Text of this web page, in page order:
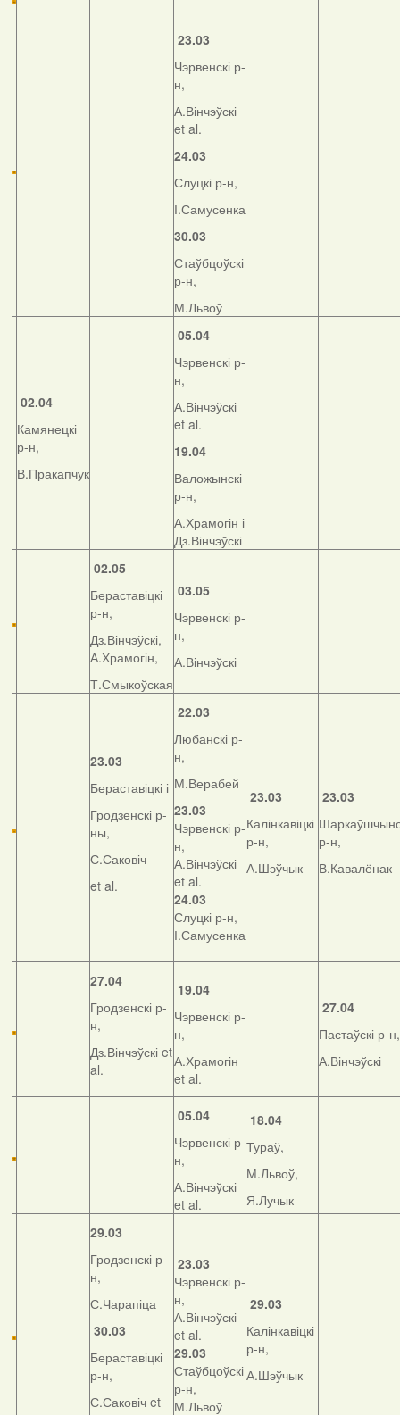
23.03
Чэрвенскі р-
н,
А.Вінчэўскі
et al.
24.03
Слуцкі р-н,
І.Самусенка
30.03
Стаўбцоўскі
р-н,
М.Львоў
02.04
Камянецкі
р-н,
В.Пракапчук
05.04
Чэрвенскі р-
н,
А.Вінчэўскі
et al.
19.04
Валожынскі
р-н,
А.Храмогін і
Дз.Вінчэўскі
02.05
Бераставіцкі
р-н,
Дз.Вінчэўскі,
А.Храмогін,
Т.Смыкоўская
03.05
Чэрвенскі р-
н,
А.Вінчэўскі
23.03
Бераставіцкі і
Гродзенскі р-
ны,
С.Саковіч
et al.
22.03
Любанскі р-
н,
М.Верабей
23.03
Чэрвенскі р-
н,
А.Вінчэўскі
et al.
24.03
Слуцкі р-н,
І.Самусенка
23.03
Калінкавіцкі
р-н,
А.Шэўчык
23.03
р-н,
В.Кавалёнак
27.04
Гродзенскі р-
н,
Дз.Вінчэўскі et
al.
19.04
Чэрвенскі р-
н,
А.Храмогін
et al.
27.04
Пастаўскі р-н,
А.Вінчэўскі
05.04
Чэрвенскі р-
н,
А.Вінчэўскі
et al.
18.04
Тураў,
М.Львоў,
Я.Лучык
29.03
Гродзенскі р-
н,
С.Чарапіца
30.03
Бераставіцкі
р-н,
С.Саковіч et
23.03
Чэрвенскі р-
н,
А.Вінчэўскі
et al.
29.03
Стаўбцоўскі
р-н,
М.Львоў
29.03
Калінкавіцкі
р-н,
А.Шэўчык